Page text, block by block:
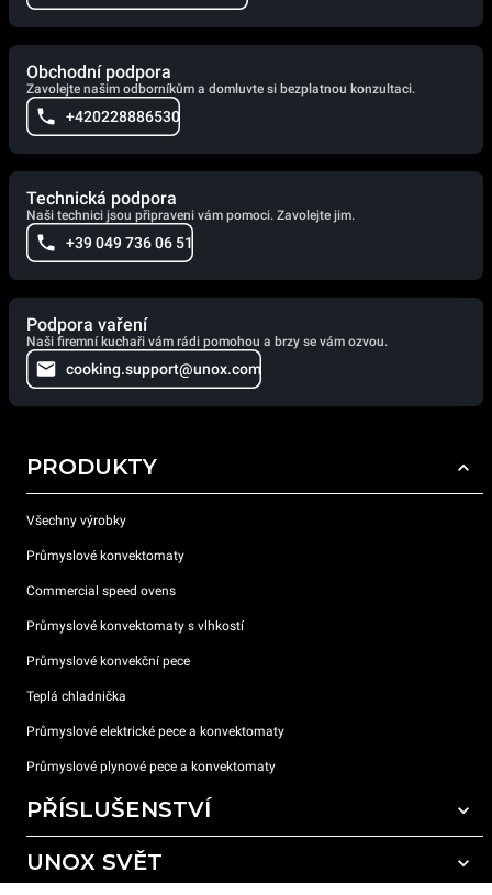
Obchodní podpora
Zavolejte našim odborníkům a domluvte si bezplatnou konzultaci.
+420228886530
Technická podpora
Naši technici jsou připraveni vám pomoci. Zavolejte jim.
+39 049 736 06 51
Podpora vaření
Naši firemní kuchaři vám rádi pomohou a brzy se vám ozvou.
cooking.support@unox.com
PRODUKTY
Všechny výrobky
Průmyslové konvektomaty
Commercial speed ovens
Průmyslové konvektomaty s vlhkostí
Průmyslové konvekční pece
Teplá chladnička
Průmyslové elektrické pece a konvektomaty
Průmyslové plynové pece a konvektomaty
PŘÍSLUŠENSTVÍ
Všechna příslušenství
UNOX SVĚT